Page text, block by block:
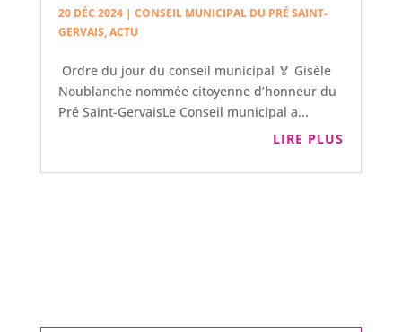
20 DÉC 2024| CONSEIL MUNICIPAL DU PRÉ SAINT-
GERVAIS,ACTU
Ordre du jour du conseil municipal 🏅 Gisèle
Noublanche nommée citoyenne d’honneur du
Pré Saint-GervaisLe Conseil municipal a...
LIRE PLUS